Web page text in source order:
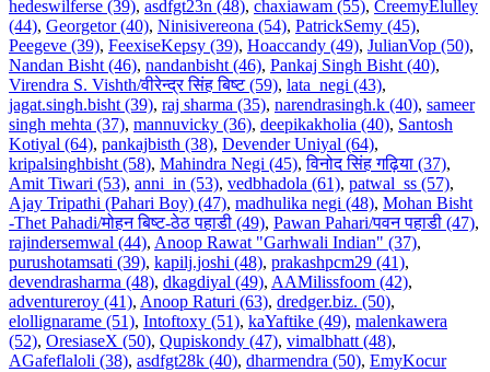
hedeswilferse (39), asdfgt23n (48), chaxiawam (55), CreemyElulley
(44), Georgetor (40), Ninisivereona (54), PatrickSemy (45),
Peegeve (39), FeexiseKepsy (39), Hoaccandy (49), JulianVop (50),
Nandan Bisht (46), nandanbisht (46), Pankaj Singh Bisht (40),
Virendra S. Vishth/वीरेन्द्र सिंह बिष्ट (59), lata_negi (43),
jagat.singh.bisht (39), raj sharma (35), narendrasingh.k (40), sameer
singh mehta (37), mannuvicky (36), deepikakholia (40), Santosh
Kotiyal (64), pankajbisth (38), Devender Uniyal (64),
kripalsinghbisht (58), Mahindra Negi (45),विनोद सिंह गढ़िया (37),
Amit Tiwari (53), anni_in (53), vedbhadola (61), patwal_ss (57),
Ajay Tripathi (Pahari Boy) (47), madhulika negi (48), Mohan Bisht
-Thet Pahadi/मोहन बिष्ट-ठेठ पहाडी (49), Pawan Pahari/पवन पहाडी (47),
rajindersemwal (44), Anoop Rawat "Garhwali Indian" (37),
purushotamsati (39), kapilj.joshi (48), prakashpcm29 (41),
devendrasharma (48), dkagdiyal (49), AAMilissfoom (42),
adventureroy (41), Anoop Raturi (63), dredger.biz. (50),
elollignarame (51), Intoftoxy (51), kaYaftike (49), malenkawera
(52), OresiaseX (50), Qupiskondy (47), vimalbhatt (48),
AGafeflaloli (38), asdfgt28k (40), dharmendra (50), EmyKocur